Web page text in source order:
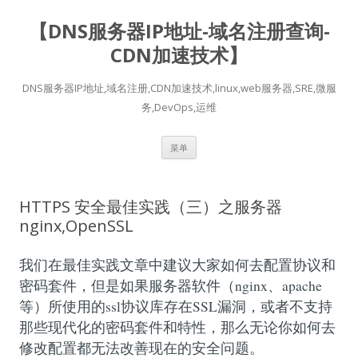
【DNS服务器IP地址-域名注册查询-
CDN加速技术】
DNS服务器IP地址,域名注册,CDN加速技术,linux,web服务器,SRE,微服
务,DevOps,运维
菜单
HTTPS 安全最佳实践（三）之服务器
nginx,OpenSSL
我们在最佳实践文章中建议大家如何去配置协议和
密码套件，但是如果服务器软件（nginx、apache
等）所使用的ssl协议库存在SSL漏洞，或者不支持
那些现代化的密码套件和特性，那么无论你如何去
修改配置都无法改善现在的安全问题。